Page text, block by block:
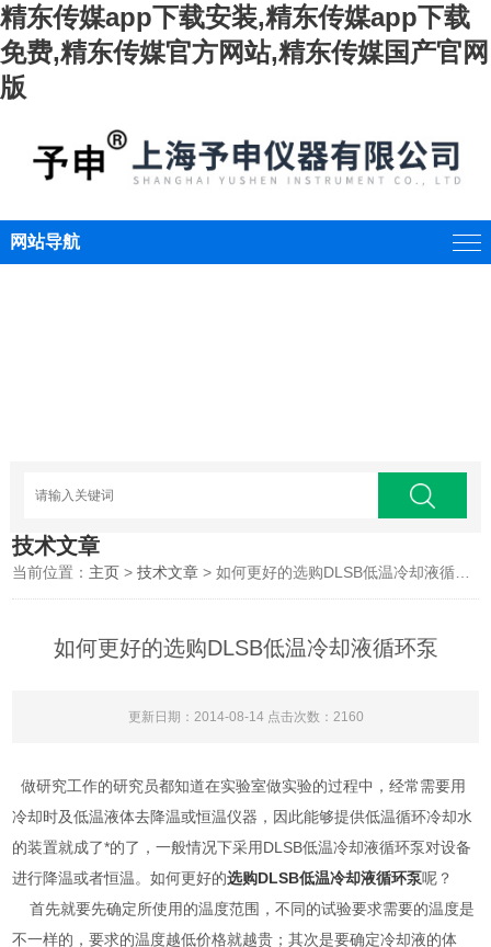
精东传媒app下载安装,精东传媒app下载
免费,精东传媒官方网站,精东传媒国产官网
版
网站导航
技术文章
当前位置： 主页 >技术文章 > 如何更好的选购DLSB低温冷却液循环泵
如何更好的选购DLSB低温冷却液循环泵
更新日期：2014-08-14 点击次数：2160
做研究工作的研究员都知道在实验室做实验的过程中，经常需要用
冷却时及低温液体去降温或恒温仪器，因此能够提供低温循环冷却水
的装置就成了*的了，一般情况下采用DLSB低温冷却液循环泵对设备
进行降温或者恒温。如何更好的选购DLSB低温冷却液循环泵呢？
首先就要先确定所使用的温度范围，不同的试验要求需要的温度是
不一样的，要求的温度越低价格就越贵；其次是要确定冷却液的体